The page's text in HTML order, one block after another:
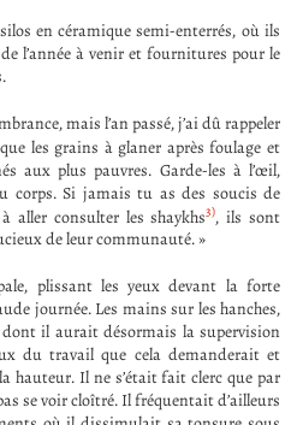
en céramique semi-enterrés, où ils
l’année à venir et fournitures pour le
mais l’an passé, j’ai dû rappeler
les grains à glaner après foulage et
aux plus pauvres. Garde-les à l’œil,
corps. Si jamais tu as des soucis de
aller consulter les shaykhs3), ils sont
de leur communauté. »
plissant les yeux devant la forte
journée. Les mains sur les hanches,
il aurait désormais la supervision
du travail que cela demanderait et
hauteur. Il ne s’était fait clerc que par
se voir cloîtré. Il fréquentait d’ailleurs